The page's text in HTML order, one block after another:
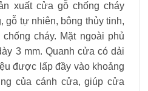
xuất cửa gỗ chống cháy
gỗ tự nhiên, bông thủy tinh,
cháy. Mặt ngoài phủ
3 mm. Quanh cửa có dải
được lấp đầy vào khoảng
của cánh cửa, giúp cửa